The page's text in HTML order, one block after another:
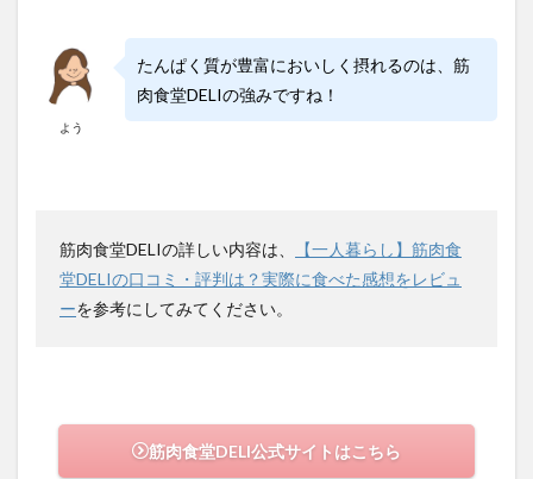
よう
たんぱく質が豊富においしく摂れるのは、筋
肉食堂DELIの強みですね！
筋肉食堂DELIの詳しい内容は、
【一人暮らし】筋肉食
堂DELIの口コミ・評判は？実際に食べた感想をレビュ
ーを参考にしてみてください。
筋肉食堂DELI公式サイトはこちら